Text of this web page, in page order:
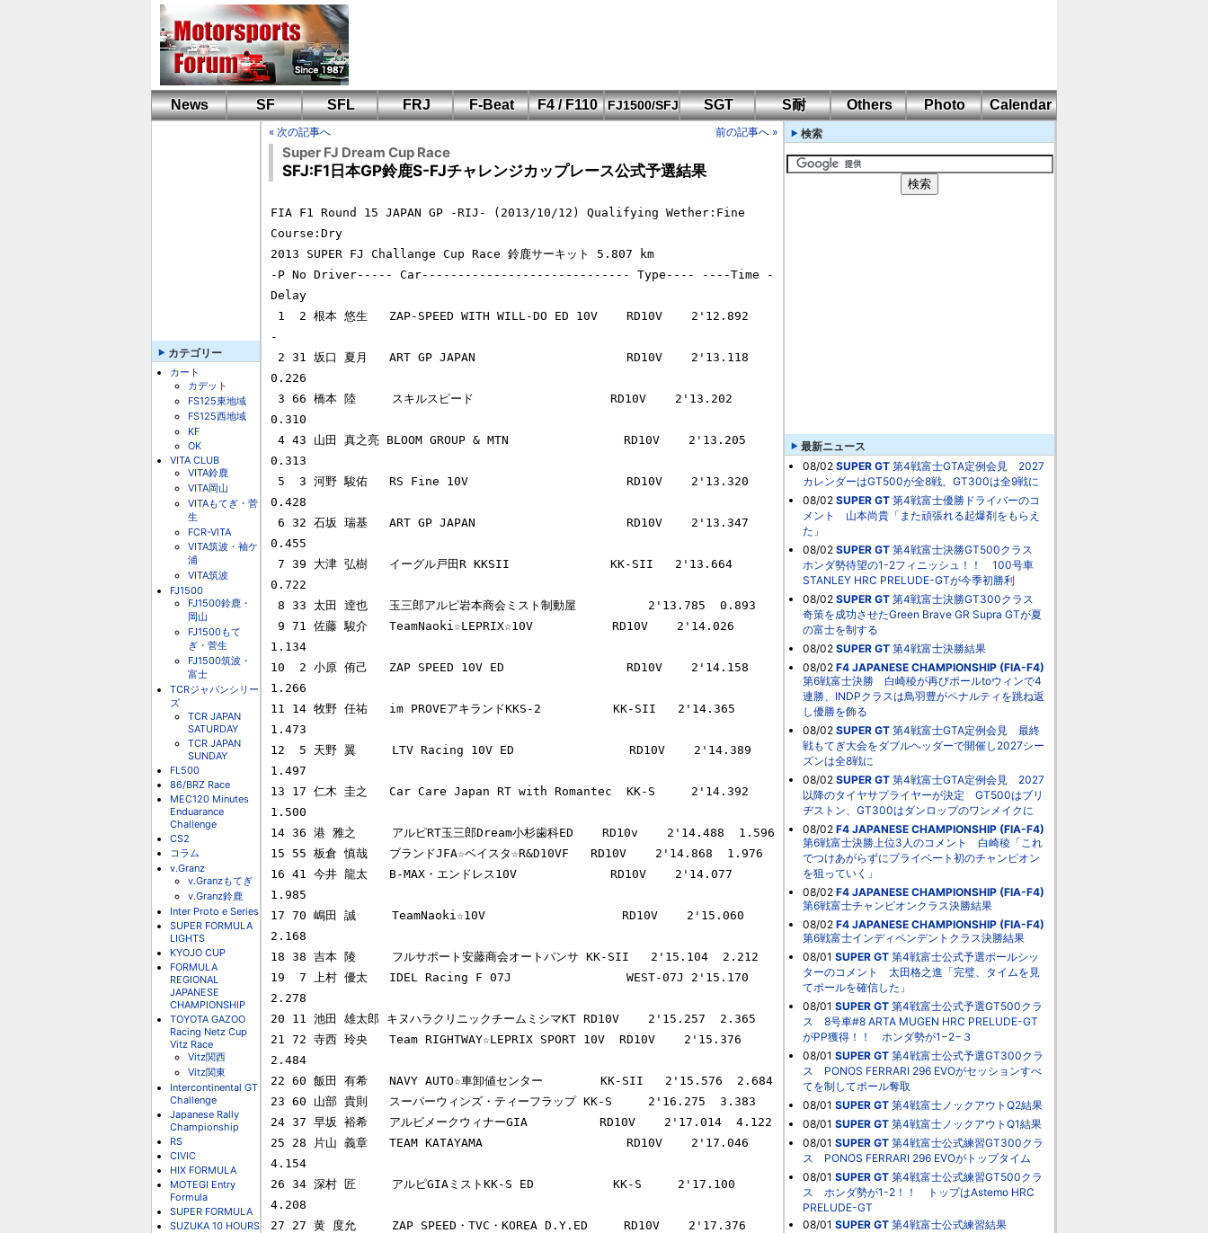
News SF SFL FRJ F-Beat
F4 / F110
FJ1500/SFJ SGT S耐 Others Photo Calendar
カテゴリー
カート
カデット
FS125東地域
FS125西地域
KF
OK
VITA CLUB
VITA鈴鹿
VITA岡山
VITAもてぎ・菅
生
FCR-VITA
VITA筑波・袖ケ
浦
VITA筑波
FJ1500
FJ1500鈴鹿・
岡山
FJ1500もて
ぎ・菅生
FJ1500筑波・
富士
TCRジャパンシリー
ズ
TCR JAPAN
SATURDAY
TCR JAPAN
SUNDAY
FL500
86/BRZ Race
MEC120 Minutes
Enduarance
Challenge
CS2
コラム
v.Granz
v.Granzもてぎ
v.Granz鈴鹿
Inter Proto e Series
SUPER FORMULA
LIGHTS
KYOJO CUP
FORMULA
REGIONAL
JAPANESE
CHAMPIONSHIP
TOYOTA GAZOO
Racing Netz Cup
Vitz Race
Vitz関西
Vitz関東
Intercontinental GT
Challenge
Japanese Rally
Championship
RS
CIVIC
HIX FORMULA
MOTEGI Entry
Formula
SUPER FORMULA
SUZUKA 10 HOURS
« 次の記事へ 前の記事へ »
Super FJ Dream Cup Race
SFJ:F1日本GP鈴鹿S-FJチャレンジカップレース公式予選結果
FIA F1 Round 15 JAPAN GP -RIJ- (2013/10/12) Qualifying Wether:Fine
Course:Dry
2013 SUPER FJ Challange Cup Race 鈴鹿サーキット 5.807 km
-P No Driver----- Car----------------------------- Type---- ----Time -
Delay
-
0.226
0.310
0.313
0.428
0.455
0.722
1.134
10  2 小原 侑己   ZAP SPEED 10V ED                 RD10V    2'14.158
1.266
11 14 牧野 任祐   im PROVEアキランドKKS-2          KK-SII   2'14.365
1.473
12  5 天野 翼     LTV Racing 10V ED                RD10V    2'14.389
1.497
13 17 仁木 圭之   Car Care Japan RT with Romantec  KK-S     2'14.392
1.500
14 36 港 雅之     アルピRT玉三郎Dream小杉歯科ED    RD10v    2'14.488  1.596
15 55 板倉 慎哉   ブランドJFA☆ベイスタ☆R&D10VF   RD10V    2'14.868  1.976
16 41 今井 龍太   B-MAX・エンドレス10V             RD10V    2'14.077
1.985
17 70 嶋田 誠     TeamNaoki☆10V                   RD10V    2'15.060
2.168
18 38 吉本 陵     フルサポート安藤商会オートパンサ KK-SII   2'15.104  2.212
19  7 上村 優太   IDEL Racing F 07J                WEST-07J 2'15.170
2.278
20 11 池田 雄太郎 キヌハラクリニックチームミシマKT RD10V    2'15.257  2.365
21 72 寺西 玲央   Team RIGHTWAY☆LEPRIX SPORT 10V  RD10V    2'15.376
2.484
22 60 飯田 有希   NAVY AUTO☆車卸値センター        KK-SII   2'15.576  2.684
23 60 山部 貴則   スーパーウィンズ・ティーフラップ KK-S     2'16.275  3.383
24 37 早坂 裕希   アルビメークウィナーGIA          RD10V    2'17.014  4.122
25 28 片山 義章   TEAM KATAYAMA                    RD10V    2'17.046
4.154
26 34 深村 匠     アルピGIAミストKK-S ED           KK-S     2'17.100
4.208
27 27 黄 度允     ZAP SPEED・TVC・KOREA D.Y.ED     RD10V    2'17.376
検索
最新ニュース
08/02 SUPER GT 第4戦富士GTA定例会見 2027
カレンダーはGT500が全8戦、GT300は全9戦に
08/02 SUPER GT 第4戦富士優勝ドライバーのコ
メント 山本尚貴「また頑張れる起爆剤をもらえ
た」
08/02 SUPER GT 第4戦富士決勝GT500クラス
ホンダ勢待望の1-2フィニッシュ！！ 100号車
STANLEY HRC PRELUDE-GTが今季初勝利
08/02 SUPER GT 第4戦富士決勝GT300クラス
奇策を成功させたGreen Brave GR Supra GTが夏
の富士を制する
08/02 SUPER GT 第4戦富士決勝結果
08/02 F4 JAPANESE CHAMPIONSHIP (FIA-F4)
第6戦富士決勝 白崎稜が再びポールtoウィンで4
連勝、INDPクラスは鳥羽豊がペナルティを跳ね返
し優勝を飾る
08/02 SUPER GT 第4戦富士GTA定例会見 最終
戦もてぎ大会をダブルヘッダーで開催し2027シー
ズンは全8戦に
08/02 SUPER GT 第4戦富士GTA定例会見 2027
以降のタイヤサプライヤーが決定 GT500はブリ
ヂストン、GT300はダンロップのワンメイクに
08/02 F4 JAPANESE CHAMPIONSHIP (FIA-F4)
第6戦富士決勝上位3人のコメント 白崎稜「これ
でつけあがらずにプライベート初のチャンピオン
を狙っていく」
08/02 F4 JAPANESE CHAMPIONSHIP (FIA-F4)
第6戦富士チャンピオンクラス決勝結果
08/02 F4 JAPANESE CHAMPIONSHIP (FIA-F4)
第6戦富士インディペンデントクラス決勝結果
08/01 SUPER GT 第4戦富士公式予選ポールシッ
ターのコメント 太田格之進「完璧、タイムを見
てポールを確信した」
08/01 SUPER GT 第4戦富士公式予選GT500クラ
ス 8号車#8 ARTA MUGEN HRC PRELUDE-GT
がPP獲得！！ ホンダ勢が1−2−３
08/01 SUPER GT 第4戦富士公式予選GT300クラ
ス PONOS FERRARI 296 EVOがセッションすべ
てを制してポール奪取
08/01 SUPER GT 第4戦富士ノックアウトQ2結果
08/01 SUPER GT 第4戦富士ノックアウトQ1結果
08/01 SUPER GT 第4戦富士公式練習GT300クラ
ス PONOS FERRARI 296 EVOがトップタイム
08/01 SUPER GT 第4戦富士公式練習GT500クラ
ス ホンダ勢が1-2！！ トップはAstemo HRC
PRELUDE-GT
08/01 SUPER GT 第4戦富士公式練習結果